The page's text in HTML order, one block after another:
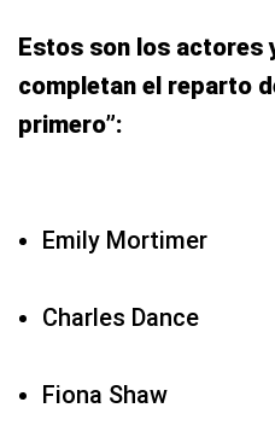
Estos son los actores
completan el reparto
primero”:
Emily Mortimer
Charles Dance
Fiona Shaw